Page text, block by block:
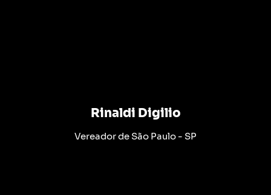
Rinaldi Digilio
Vereador de São Paulo - SP